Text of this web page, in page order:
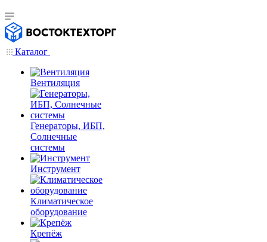
Каталог
Вентиляция
Генераторы, ИБП,
Солнечные
системы
Инструмент
Климатическое
оборудование
Крепёж